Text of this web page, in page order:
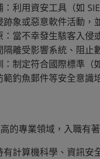
利用資安工具（如
象或惡意軟件活動，
當不幸發生駭客入侵
離受影響系統、阻止
制定符合國際標準（
釣魚郵件等安全意識
的專業領域，入職有
計算機科學、資訊安